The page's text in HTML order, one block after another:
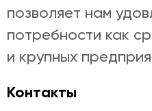
позволяет нам
потребности как
и крупных
Контакты